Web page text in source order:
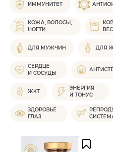
ИММУНИТЕТ
КОЖА, ВОЛОСЫ,
НОГТИ
ДЛЯ МУЖЧИН ДЛЯ
СЕРДЦЕ
И СОСУДЫ
ЖКТ
ЭНЕРГИЯ
И ТОНУС
ЗДОРОВЬЕ
ГЛАЗ